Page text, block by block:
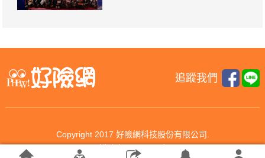
追蹤我們
Copyright 2017 好險網科技股份有限公司.
All rights reserved.